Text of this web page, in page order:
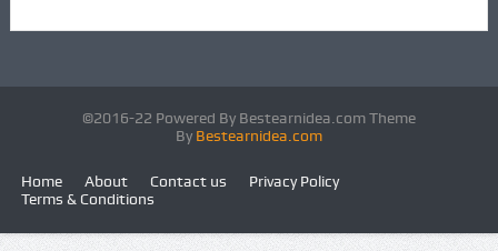
©2016-22 Powered By Bestearnidea.com Theme
By Bestearnidea.com
Home About Contact us
Privacy Policy
Terms & Conditions